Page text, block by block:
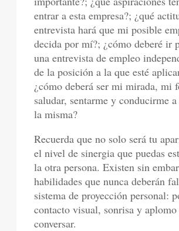
entrar a esta empresa?; ¿qué
entrevista hará que mi posible
decida por mí?; ¿cómo deberé ir
una entrevista de empleo
de la posición a la que esté
¿cómo deberá ser mi mirada, mi
saludar, sentarme y conducirme
la misma?
Recuerda que no solo será tu
el nivel de sinergia que puedas
la otra persona. Existen sin
habilidades que nunca deberán
sistema de proyección personal:
contacto visual, sonrisa y
conversar.